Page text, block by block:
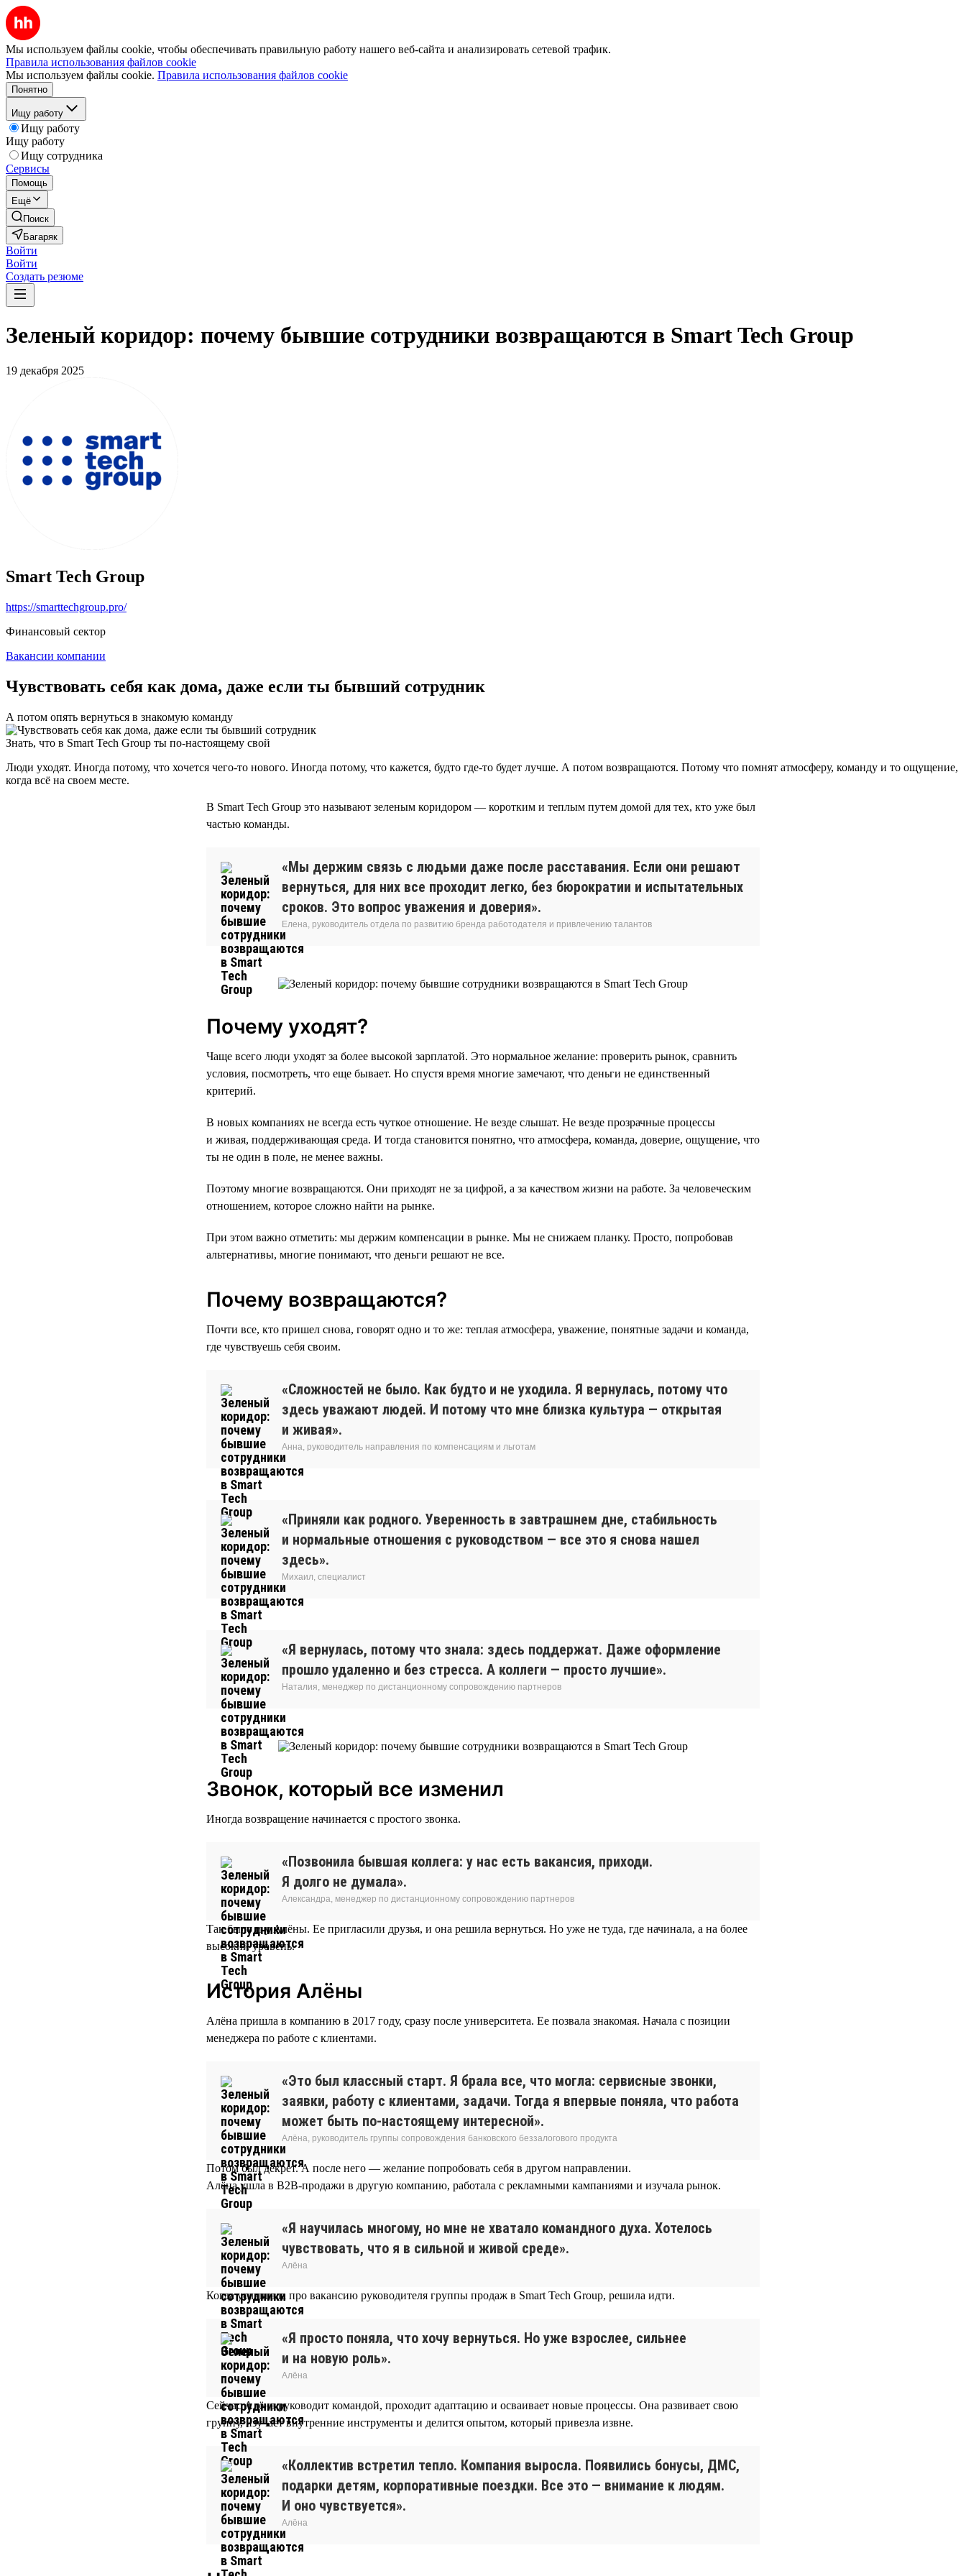
Мы используем файлы cookie, чтобы обеспечивать правильную работу нашего веб-сайта и анализировать сетевой трафик.
Правила использования файлов cookie
Мы используем файлы cookie. Правила использования файлов cookie
Понятно
Ищу работу
Ищу работу
Ищу работу
Ищу сотрудника
Сервисы
Помощь
Ещё
Поиск
Багаряк
Войти
Войти
Создать резюме
Зеленый коридор: почему бывшие сотрудники возвращаются в Smart Tech Group
19 декабря 2025
Smart Tech Group
https://smarttechgroup.pro/
Финансовый сектор
Вакансии компании
Чувствовать себя как дома, даже если ты бывший сотрудник
А потом опять вернуться в знакомую команду
Знать, что в Smart Tech Group ты по-настоящему свой
Люди уходят. Иногда потому, что хочется чего-то нового. Иногда потому, что кажется, будто где-то будет лучше. А потом возвращаются. Потому что помнят атмосферу, команду и то ощущение,
когда всё на своем месте.
В Smart Tech Group это называют зеленым коридором — коротким и теплым путем домой для тех, кто уже был
частью команды.
«Мы держим связь с людьми даже после расставания. Если они решают
вернуться, для них все проходит легко, без бюрократии и испытательных
сроков. Это вопрос уважения и доверия».
Елена, руководитель отдела по развитию бренда работодателя и привлечению талантов
Почему уходят?
Чаще всего люди уходят за более высокой зарплатой. Это нормальное желание: проверить рынок, сравнить
условия, посмотреть, что еще бывает. Но спустя время многие замечают, что деньги не единственный
критерий.
В новых компаниях не всегда есть чуткое отношение. Не везде слышат. Не везде прозрачные процессы
и живая, поддерживающая среда. И тогда становится понятно, что атмосфера, команда, доверие, ощущение, что
ты не один в поле, не менее важны.
Поэтому многие возвращаются. Они приходят не за цифрой, а за качеством жизни на работе. За человеческим
отношением, которое сложно найти на рынке.
При этом важно отметить: мы держим компенсации в рынке. Мы не снижаем планку. Просто, попробовав
альтернативы, многие понимают, что деньги решают не все.
Почему возвращаются?
Почти все, кто пришел снова, говорят одно и то же: теплая атмосфера, уважение, понятные задачи и команда,
где чувствуешь себя своим.
«Сложностей не было. Как будто и не уходила. Я вернулась, потому что
здесь уважают людей. И потому что мне близка культура — открытая
и живая».
Анна, руководитель направления по компенсациям и льготам
«Приняли как родного. Уверенность в завтрашнем дне, стабильность
и нормальные отношения с руководством — все это я снова нашел
здесь».
Михаил, специалист
«Я вернулась, потому что знала: здесь поддержат. Даже оформление
прошло удаленно и без стресса. А коллеги — просто лучшие».
Наталия, менеджер по дистанционному сопровождению партнеров
Звонок, который все изменил
Иногда возвращение начинается с простого звонка.
«Позвонила бывшая коллега: у нас есть вакансия, приходи.
Я долго не думала».
Александра, менеджер по дистанционному сопровождению партнеров
Так было и у Алёны. Ее пригласили друзья, и она решила вернуться. Но уже не туда, где начинала, а на более
высокий уровень.
История Алёны
Алёна пришла в компанию в 2017 году, сразу после университета. Ее позвала знакомая. Начала с позиции
менеджера по работе с клиентами.
«Это был классный старт. Я брала все, что могла: сервисные звонки,
заявки, работу с клиентами, задачи. Тогда я впервые поняла, что работа
может быть по-настоящему интересной».
Алёна, руководитель группы сопровождения банковского беззалогового продукта
Потом был декрет. А после него — желание попробовать себя в другом направлении.
Алёна ушла в B2B-продажи в другую компанию, работала с рекламными кампаниями и изучала рынок.
«Я научилась многому, но мне не хватало командного духа. Хотелось
чувствовать, что я в сильной и живой среде».
Алёна
Когда услышала про вакансию руководителя группы продаж в Smart Tech Group, решила идти.
«Я просто поняла, что хочу вернуться. Но уже взрослее, сильнее
и на новую роль».
Алёна
Сейчас Алёна руководит командой, проходит адаптацию и осваивает новые процессы. Она развивает свою
группу, изучает внутренние инструменты и делится опытом, который привезла извне.
«Коллектив встретил тепло. Компания выросла. Появились бонусы, ДМС,
подарки детям, корпоративные поездки. Все это — внимание к людям.
И оно чувствуется».
Алёна